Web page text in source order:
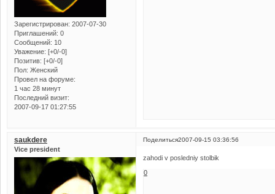
Зарегистрирован: 2007-07-30
Приглашений: 0
Сообщений: 10
Уважение: [+0/-0]
Позитив: [+0/-0]
Пол: Женский
Провел на форуме:
1 час 28 минут
Последний визит:
2007-09-17 01:27:55
Поделиться2007-09-15 03:36:56
saukdere
Vice president
zahodi v posledniy stolbik
0